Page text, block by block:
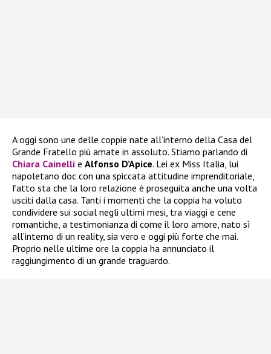
A oggi sono une delle coppie nate all’interno della Casa del
Grande Fratello più amate in assoluto. Stiamo parlando di
Chiara Cainelli e Alfonso D’Apice. Lei ex Miss Italia, lui
napoletano doc con una spiccata attitudine imprenditoriale,
fatto sta che la loro relazione è proseguita anche una volta
usciti dalla casa. Tanti i momenti che la coppia ha voluto
condividere sui social negli ultimi mesi, tra viaggi e cene
romantiche, a testimonianza di come il loro amore, nato sì
all’interno di un reality, sia vero e oggi più forte che mai.
Proprio nelle ultime ore la coppia ha annunciato il
raggiungimento di un grande traguardo.